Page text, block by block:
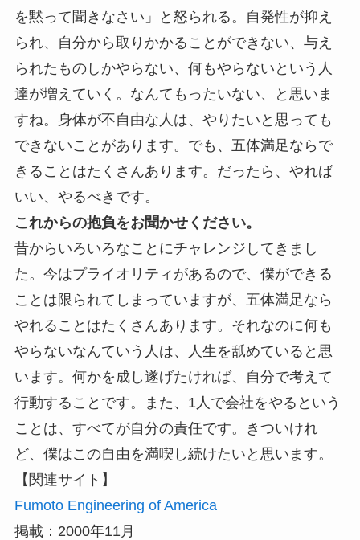
を黙って聞きなさい」と怒られる。自発性が抑え
られ、自分から取りかかることができない、与え
られたものしかやらない、何もやらないという人
達が増えていく。なんてもったいない、と思いま
すね。身体が不自由な人は、やりたいと思っても
できないことがあります。でも、五体満足ならで
きることはたくさんあります。だったら、やれば
いい、やるべきです。
これからの抱負をお聞かせください。
昔からいろいろなことにチャレンジしてきまし
た。今はプライオリティがあるので、僕ができる
ことは限られてしまっていますが、五体満足なら
やれることはたくさんあります。それなのに何も
やらないなんていう人は、人生を舐めていると思
います。何かを成し遂げたければ、自分で考えて
行動することです。また、1人で会社をやるという
ことは、すべてが自分の責任です。きついけれ
ど、僕はこの自由を満喫し続けたいと思います。
【関連サイト】
Fumoto Engineering of America
掲載：2000年11月